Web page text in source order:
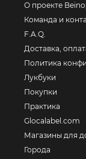
О проекте
Команда и
F.A.Q.
Доставка,
Политика
Лукбуки
Покупки
Практика
Glocalabel.com
Магазины для
Города